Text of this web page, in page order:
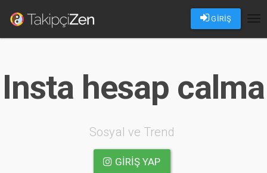
GİRİŞ
Insta hesap calma
Sosyal ve Trend
GIRIŞ YAP